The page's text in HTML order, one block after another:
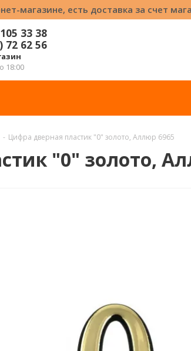
магазине, есть доставка за счет
33 38
72 62 56
18:00
- Цифра дверная пластик "0" золото, Аллюр 6965
"0" золото,